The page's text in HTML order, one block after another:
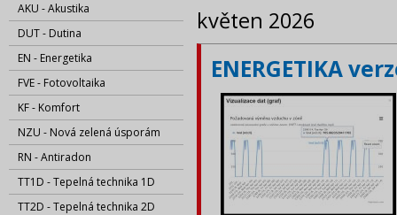
AKU - Akustika
DUT - Dutina
EN - Energetika
FVE - Fotovoltaika
KF - Komfort
NZU - Nová zelená úsporám
RN - Antiradon
TT1D - Tepelná technika 1D
TT2D - Tepelná technika 2D
květen 2026
ENERGETIKA